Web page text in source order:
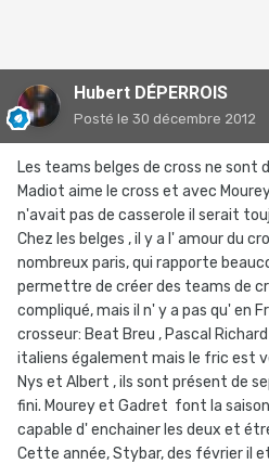
Hubert DÉPERROIS
Posté le 30 décembre 2012
Les teams belges de cross ne sont
Madiot aime le cross et avec
n'avait pas de casserole il serait
Chez les belges , il y a l' amour du
nombreux paris, qui rapporte
permettre de créer des teams de
compliqué, mais il n' y a pas qu' en
crosseur: Beat Breu , Pascal Richard
italiens également mais le fric est
Nys et Albert , ils sont présent de
fini. Mourey et Gadret font la
capable d' enchainer les deux et
Cette année, Stybar, des février il